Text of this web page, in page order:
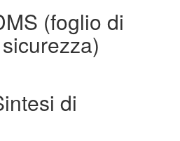
(foglio di
di